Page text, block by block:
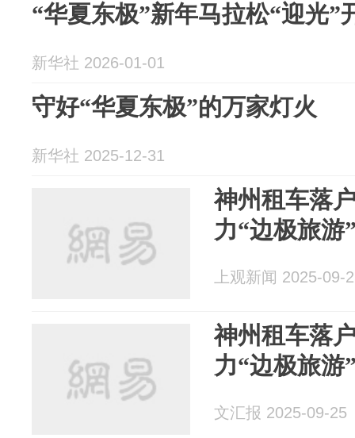
“华夏东极”新年马拉松“迎光”
新华社 2026-01-01
守好“华夏东极”的万家灯火
新华社 2025-12-31
神州租车落
力“边极旅游
上观新闻 2025-09-
神州租车落
力“边极旅游
文汇报 2025-09-25